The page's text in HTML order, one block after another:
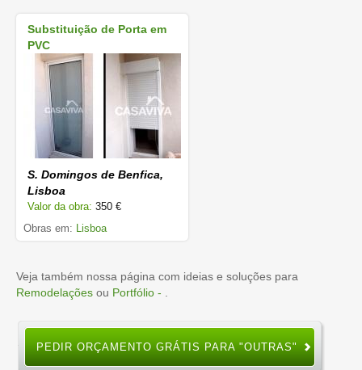
Substituição de Porta em
PVC
S. Domingos de Benfica,
Lisboa
Valor da obra: 350 €
Obras em: Lisboa
Veja também nossa página com ideias e soluções para
Remodelações ou Portfólio -
PEDIR ORÇAMENTO GRÁTIS PARA "OUTRAS"